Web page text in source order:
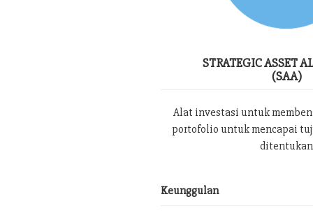
STRATEGIC ASSET
(SAA)
Alat investasi untuk
portofolio untuk mencapai
ditentukan
Keunggulan